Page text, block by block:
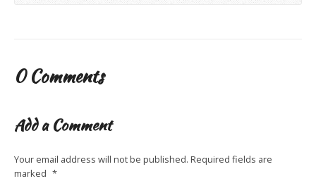
0 Comments
Add a Comment
Your email address will not be published. Required fields are
marked *